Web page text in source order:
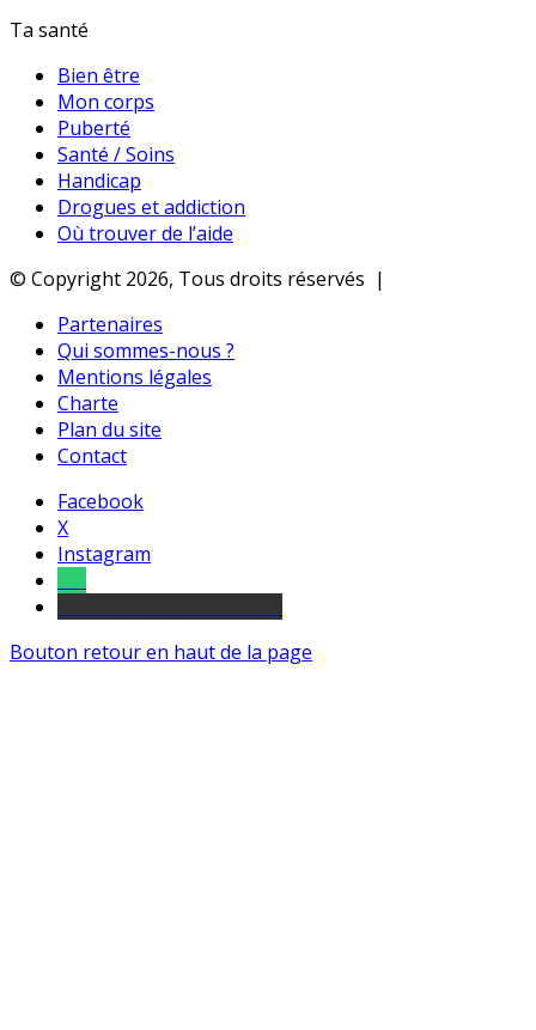
Ta santé
Bien être
Mon corps
Puberté
Santé / Soins
Handicap
Drogues et addiction
Où trouver de l’aide
© Copyright 2026, Tous droits réservés |
Partenaires
Qui sommes-nous ?
Mentions légales
Charte
Plan du site
Contact
Facebook
X
Instagram
Bouton retour en haut de la page